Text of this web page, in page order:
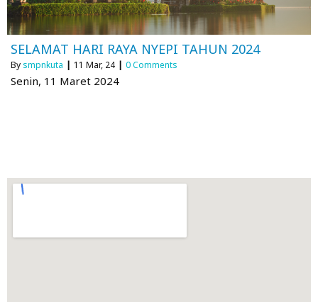
SELAMAT HARI RAYA NYEPI TAHUN 2024
By smpnkuta | 11 Mar, 24 | 0 Comments
Senin, 11 Maret 2024